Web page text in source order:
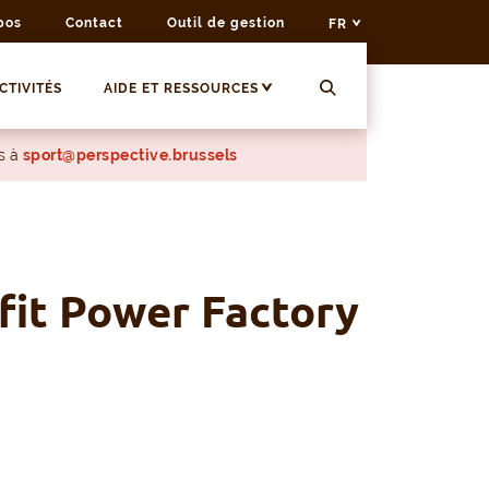
Contact Outil de gestion FR
AIDE ET RESSOURCES
à sport@perspective.brussels
Power Factory